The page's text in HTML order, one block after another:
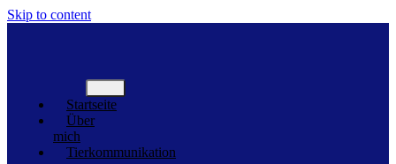
Skip to content
Startseite
Über
mich
Tierkommunikation